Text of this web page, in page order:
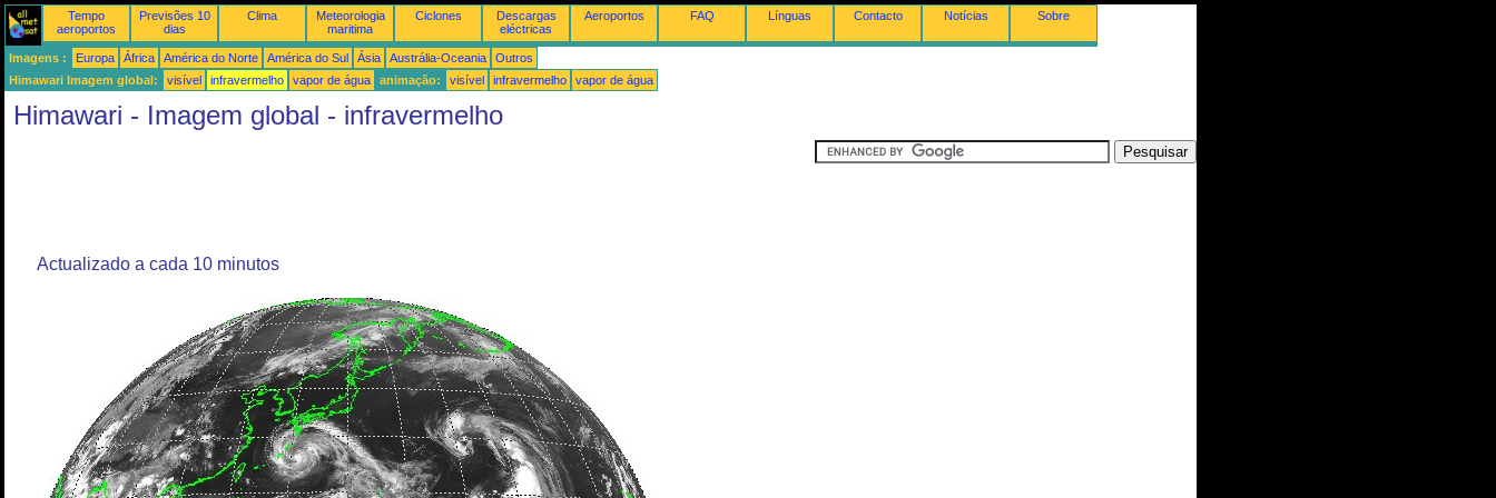
Tempo
aeroportos
Previsões 10
dias
Clima
Meteorologia
maritima
Ciclones
Descargas
eléctricas
Aeroportos FAQ Línguas Contacto Notícias Sobre
Imagens : Europa África América do Norte América do Sul Ásia Austrália-Oceania
Outros
Himawari Imagem global:
visível infravermelho vapor de água animação: visível infravermelho vapor de água
Himawari - Imagem global - infravermelho
Actualizado a cada 10 minutos